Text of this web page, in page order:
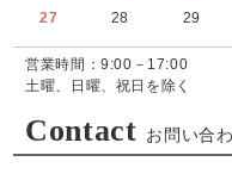
27 28 29
営業時間：9:00－17:00
土曜、日曜、祝日を除く
Contact お問い合